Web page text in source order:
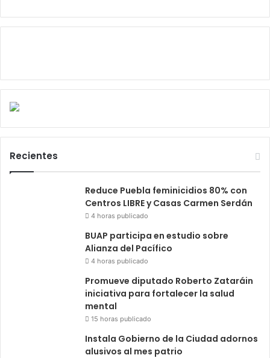
Recientes
Reduce Puebla feminicidios 80% con
Centros LIBRE y Casas Carmen Serdán
4 horas publicado
BUAP participa en estudio sobre
Alianza del Pacífico
4 horas publicado
Promueve diputado Roberto Zataráin
iniciativa para fortalecer la salud
mental
15 horas publicado
Instala Gobierno de la Ciudad adornos
alusivos al mes patrio